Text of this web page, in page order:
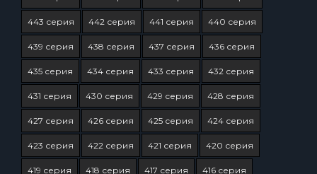
443 серия 442 серия 441 серия 440 серия
439 серия 438 серия 437 серия 436 серия
435 серия 434 серия 433 серия 432 серия
431 серия 430 серия 429 серия 428 серия
427 серия 426 серия 425 серия 424 серия
423 серия 422 серия 421 серия 420 серия
419 серия 418 серия 417 серия 416 серия